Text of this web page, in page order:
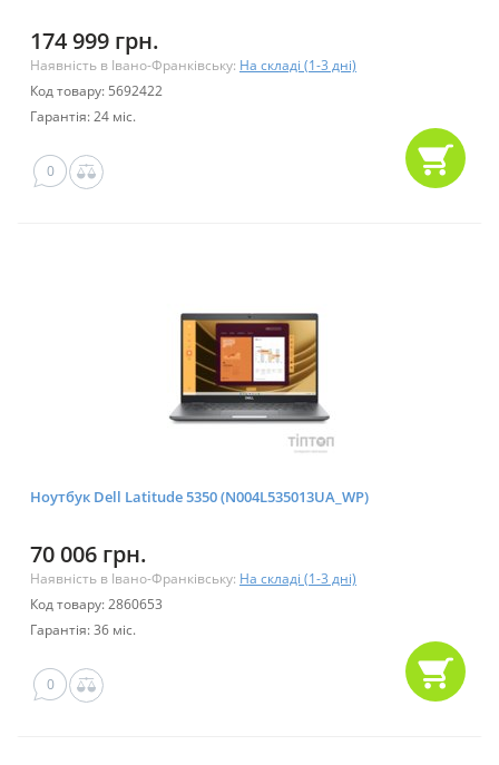
174 999 грн.
Наявність в Івано-Франківську: На складі (1-3 дні)
Код товару: 5692422
Гарантія: 24 міс.
0
Ноутбук Dell Latitude 5350 (N004L535013UA_WP)
70 006 грн.
Наявність в Івано-Франківську: На складі (1-3 дні)
Код товару: 2860653
Гарантія: 36 міс.
0